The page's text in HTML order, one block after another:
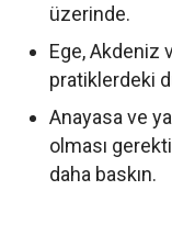
üzerinde.
Ege, Akdeniz
pratiklerdeki
Anayasa ve
olması
daha baskın.